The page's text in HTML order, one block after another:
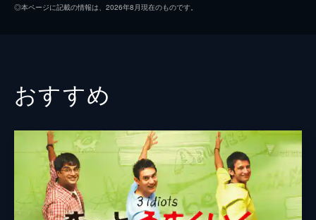
キャリー・ヘルナンデス
トム・エヴェレット・スコット
ミーガン・フェイ
デイモン・ガプトン
◎本ページに記載の情報は、2026年8月現在のものです。
おすすめ